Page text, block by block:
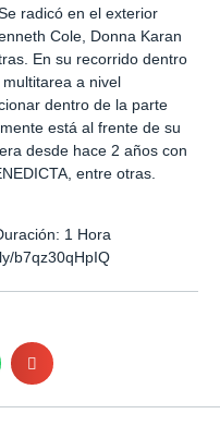
radicó en el exterior
Cole, Donna Karan
En su recorrido dentro
ultitarea a nivel
dentro de la parte
está al frente de su
desde hace 2 años con
entre otras.
1 Hora
b7qz30qHpIQ